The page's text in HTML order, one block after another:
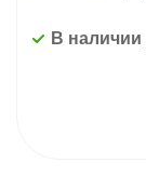
В наличии